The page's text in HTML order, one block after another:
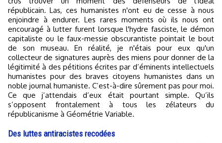
républicain. Las, ces humanistes n'ont eu de cesse à nous
enjoindre à endurer. Les rares moments où ils nous ont
encouragé à lutter furent lorsque l'hydre fasciste, le démon
capitaliste ou le faux-messie obscurantiste pointait le bout
de son museau. En réalité, je n'étais pour eux qu'un
collecteur de signatures auprès des miens pour donner de la
légitimité à des pétitions écrites par d’éminents intellectuels
humanistes pour des braves citoyens humanistes dans un
noble journal humaniste. C’est-à-dire sûrement pas pour moi.
Ce que j’attendais d’eux était pourtant simple. Qu’ils
s’opposent frontalement à tous les zélateurs du
républicanisme à Géométrie Variable.
Des luttes antiracistes recodées